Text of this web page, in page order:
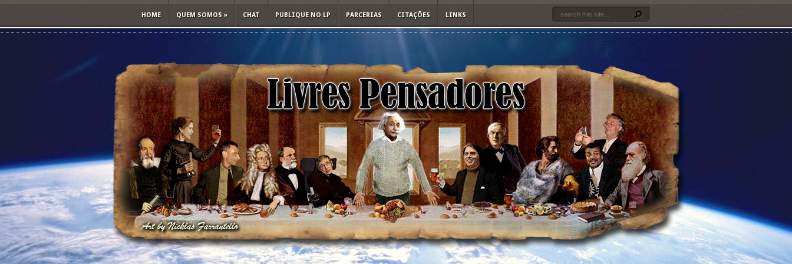
HOME QUEM SOMOS » CHAT PUBLIQUE NO LP PARCERIAS CITAÇÕES LINKS